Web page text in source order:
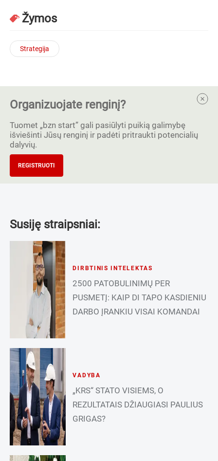
Žymos
Strategija
Organizuojate renginį?
Tuomet „bzn start” gali pasiūlyti puikią galimybę
išviešinti Jūsų renginį ir padėti pritraukti potencialių
dalyvių.
REGISTRUOTI
Susiję straipsniai:
DIRBTINIS INTELEKTAS
2500 PATOBULINIMŲ PER
PUSMETĮ: KAIP DI TAPO KASDIENIU
DARBO ĮRANKIU VISAI KOMANDAI
VADYBA
„KRS“ STATO VISIEMS, O
REZULTATAIS DŽIAUGIASI PAULIUS
GRIGAS?